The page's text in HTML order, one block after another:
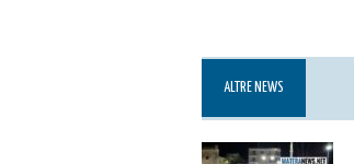
ALTRE NEWS